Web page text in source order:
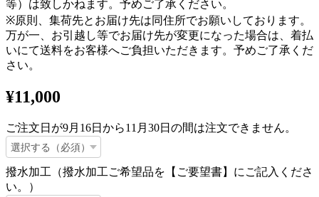
等）は致しかねます。予めご了承ください。
※原則、集荷先とお届け先は同住所でお願いしております。
万が一、お引越し等でお届け先が変更になった場合は、着払
いにて送料をお客様へご負担いただきます。予めご了承くだ
さい。
¥11,000
ご注文日が9月16日から11月30日の間は注文できません。
撥水加工（撥水加工ご希望品を【ご要望書】にご記入くださ
い。）